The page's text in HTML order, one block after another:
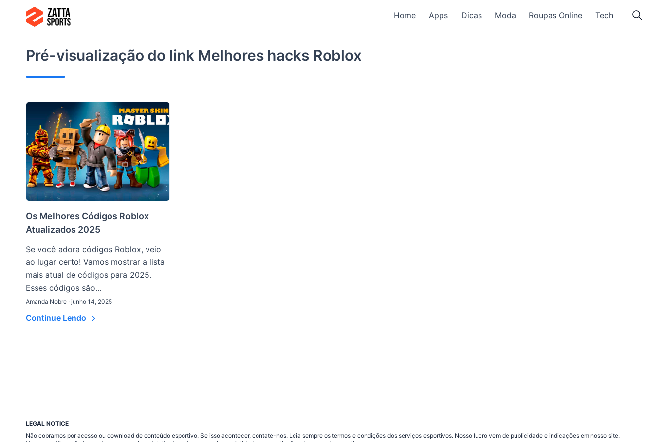
conteúdo
Home Apps Dicas Moda Roupas Online Tech
Pré-visualização do link Melhores hacks Roblox
Os Melhores Códigos Roblox
Atualizados 2025
Se você adora códigos Roblox, veio
ao lugar certo! Vamos mostrar a lista
mais atual de códigos para 2025.
Esses códigos são...
Amanda Nobre · junho 14, 2025
Continue Lendo
LEGAL NOTICE
Não cobramos por acesso ou download de conteúdo esportivo. Se isso acontecer, contate-nos. Leia sempre os termos e condições dos serviços esportivos. Nosso lucro vem de publicidade e indicações em nosso site.